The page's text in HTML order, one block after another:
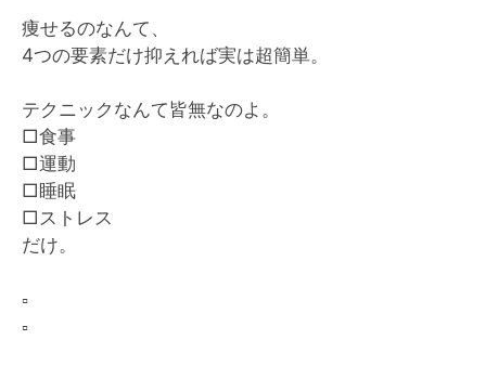
痩せるのなんて、
4つの要素だけ抑えれば実は超簡単。
テクニックなんて皆無なのよ。
□食事
□運動
□睡眠
□ストレス
だけ。
▫️
▫️